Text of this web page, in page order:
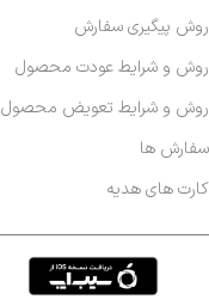
روش پیگیری سفارش
روش و شرایط عودت محصول
روش و شرایط تعویض محصول
سفارش ها
کارت های هدیه